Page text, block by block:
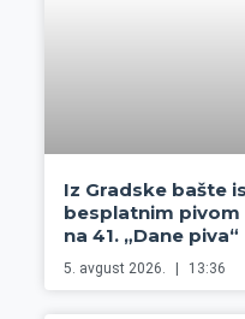
Iz Gradske bašte
besplatnim pivom
na 41. „Dane piva“
5. avgust 2026. 13:36